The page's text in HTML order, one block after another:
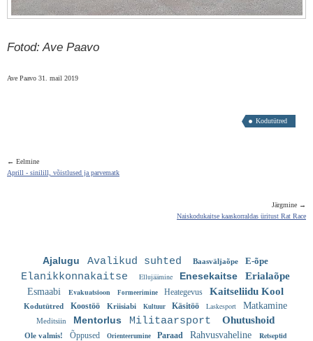
Fotod: Ave Paavo
Ave Paavo 31. mail 2019
Kodutütred
← Eelmine
Aprill - sinilill, võistlused ja parvematk
Järgmine →
Naiskodukaitse kaaskorraldas üritust Rat Race
Ajalugu Avalikud suhted Baasväljaõpe E-õpe
Elanikkonnakaitse Ellujäämine Enesekaitse Erialaõpe
Esmaabi Evakuatsioon Formeerimine Heategevus Kaitseliidu Kool
Kodutütred Koostöö Kriisiabi Kultuur Käsitöö Laskesport Matkamine
Meditsiin Mentorlus Militaarsport Ohutushoid
Ole valmis! Õppused Orienteerumine Paraad Rahvusvaheline
Retseptid